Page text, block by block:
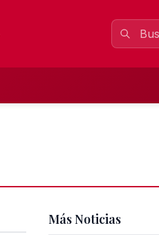
Más Noticias